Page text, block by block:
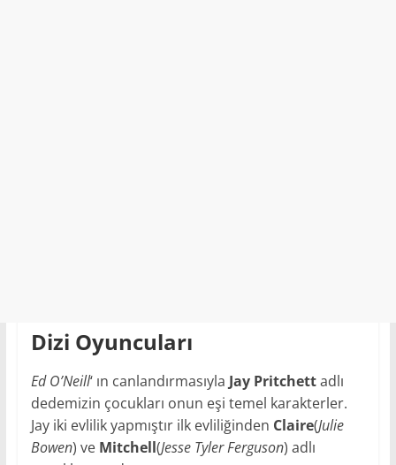
Dizi Oyuncuları
Ed O’Neill‘ ın canlandırmasıyla Jay Pritchettadlı
dedemizin çocukları onun eşi temel karakterler.
Jay iki evlilik yapmıştır ilk evliliğinden Claire(Julie
Bowen) ve Mitchell(Jesse Tyler Ferguson) adlı